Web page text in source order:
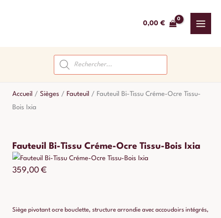
0,00 €
Recherche
de
produits
Accueil / Sièges / Fauteuil / Fauteuil Bi-Tissu Créme-Ocre Tissu-
Bois Ixia
Fauteuil Bi-Tissu Créme-Ocre Tissu-Bois Ixia
359,00 €
Siège pivotant ocre bouclette, structure arrondie avec accoudoirs intégrés,